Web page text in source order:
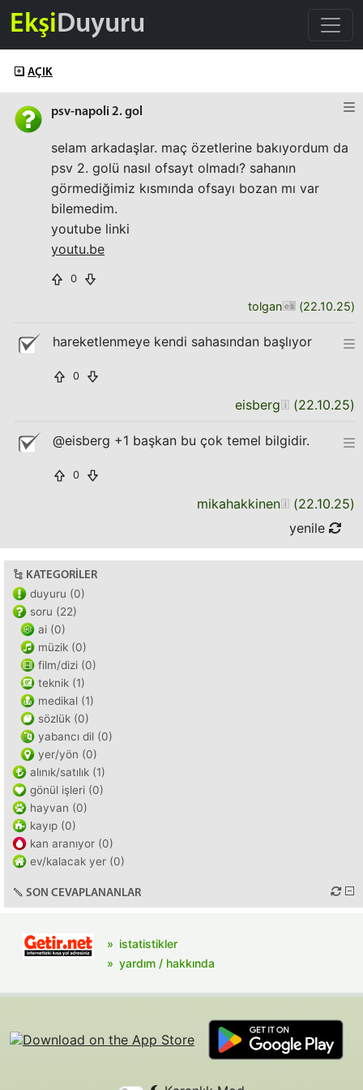
EkşiDuyuru
AÇIK
psv-napoli 2. gol
selam arkadaşlar. maç özetlerine bakıyordum da
psv 2. golü nasıl ofsayt olmadı? sahanın
görmediğimiz kısmında ofsayı bozan mı var
bilemedim.
youtube linki
youtu.be
0
tolgan (22.10.25)
hareketlenmeye kendi sahasından başlıyor
0
eisberg (22.10.25)
@eisberg +1 başkan bu çok temel bilgidir.
0
mikahakkinen (22.10.25)
yenile
KATEGORILER
duyuru (0)
soru (22)
ai (0)
müzik (0)
film/dizi (0)
teknik (1)
medikal (1)
sözlük (0)
yabancı dil (0)
yer/yön (0)
alınık/satılık (1)
gönül işleri (0)
hayvan (0)
kayıp (0)
kan aranıyor (0)
ev/kalacak yer (0)
SON CEVAPLANANLAR
istatistikler
yardım / hakkında